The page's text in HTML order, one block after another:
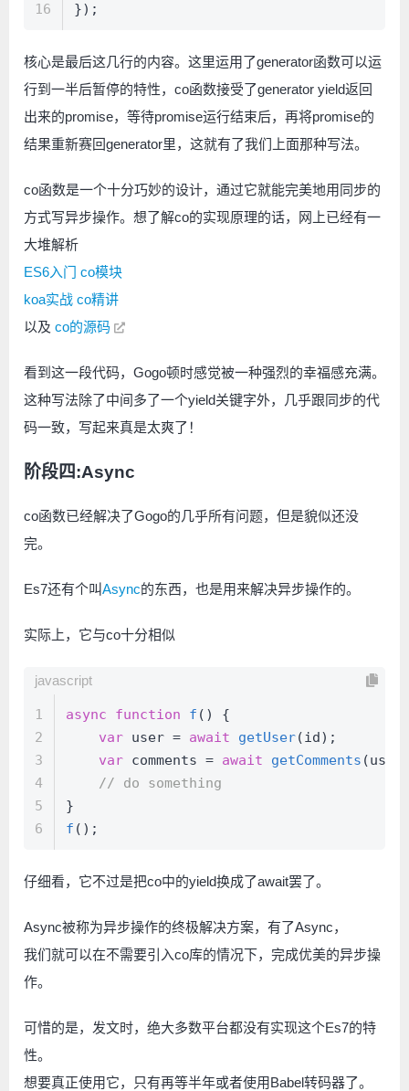
16
});
核心是最后这几行的内容。这里运用了generator函数可以运
行到一半后暂停的特性，co函数接受了generator yield返回
出来的promise，等待promise运行结束后，再将promise的
结果重新赛回generator里，这就有了我们上面那种写法。
co函数是一个十分巧妙的设计，通过它就能完美地用同步的
方式写异步操作。想了解co的实现原理的话，网上已经有一
大堆解析
ES6入门 co模块
koa实战 co精讲
以及 co的源码
看到这一段代码，Gogo顿时感觉被一种强烈的幸福感充满。
这种写法除了中间多了一个yield关键字外，几乎跟同步的代
码一致，写起来真是太爽了！
阶段四:Async
co函数已经解决了Gogo的几乎所有问题，但是貌似还没
完。
Es7还有个叫Async的东西，也是用来解决异步操作的。
实际上，它与co十分相似
javascript
1
2
3
4
5
6
async function f ( ) {
var user = await getUser(id);
var comments = await getComments
// do something
}
f ();
仔细看，它不过是把co中的yield换成了await罢了。
Async被称为异步操作的终极解决方案，有了Async，
我们就可以在不需要引入co库的情况下，完成优美的异步操
作。
可惜的是，发文时，绝大多数平台都没有实现这个Es7的特
性。
想要真正使用它，只有再等半年或者使用Babel转码器了。